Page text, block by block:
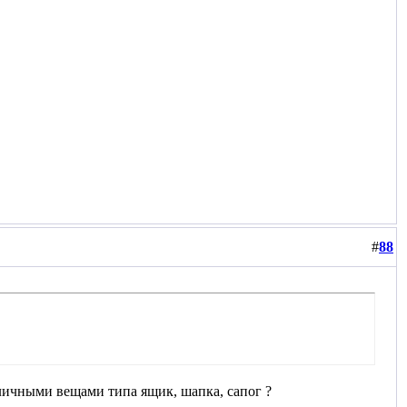
#88
вещами типа ящик, шапка, сапог ?